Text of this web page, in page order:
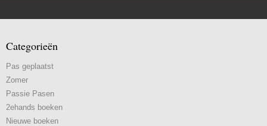
Categorieën
Pas geplaatst
Zomer
Passie Pasen
2ehands boeken
Nieuwe boeken